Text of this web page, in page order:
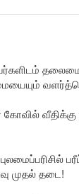
வீதிக்கு
முதல் தடை!